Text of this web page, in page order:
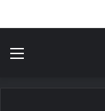
حافيا كوناكري